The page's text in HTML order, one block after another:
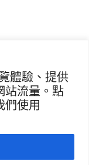
體驗、提供
站流量。點
們使用
Reserved